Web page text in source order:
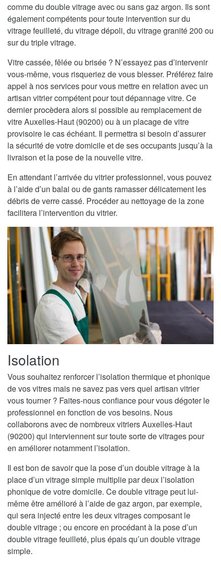
comme du double vitrage avec ou sans gaz argon. Ils sont
également compétents pour toute intervention sur du
vitrage feuilleté, du vitrage dépoli, du vitrage granité 200 ou
sur du triple vitrage.
Vitre cassée, fêlée ou brisée ? N’essayez pas d’intervenir
vous-même, vous risqueriez de vous blesser. Préférez faire
appel à nos services pour vous mettre en relation avec un
artisan vitrier compétent pour tout dépannage vitre. Ce
dernier procèdera alors si possible au remplacement de
vitre Auxelles-Haut (90200) ou à un placage de vitre
provisoire le cas échéant. Il permettra si besoin d’assurer
la sécurité de votre domicile et de ses occupants jusqu’à la
livraison et la pose de la nouvelle vitre.
En attendant l’arrivée du vitrier professionnel, vous pouvez
à l’aide d’un balai ou de gants ramasser délicatement les
débris de verre cassé. Procéder au nettoyage de la zone
facilitera l’intervention du vitrier.
Isolation
Vous souhaitez renforcer l’isolation thermique et phonique
de vos vitres mais ne savez pas vers quel artisan vitrier
vous tourner ? Faites-nous confiance pour vous dégoter le
professionnel en fonction de vos besoins. Nous
collaborons avec de nombreux vitriers Auxelles-Haut
(90200) qui interviennent sur toute sorte de vitrages pour
en améliorer notamment l’isolation.
Il est bon de savoir que la pose d’un double vitrage à la
place d’un vitrage simple multiplie par deux l’isolation
phonique de votre domicile. Ce double vitrage peut lui-
même être amélioré à l’aide de gaz argon, par exemple,
qui sera injecté entre les deux vitrages composant le
double vitrage ; ou encore en procédant à la pose d’un
double vitrage feuilleté, plus épais qu’un double vitrage
simple.